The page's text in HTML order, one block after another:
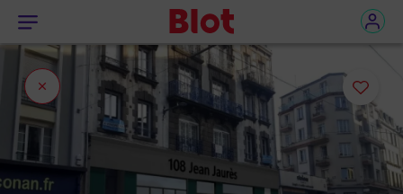
Menu
Fermer
l'onglet
ou